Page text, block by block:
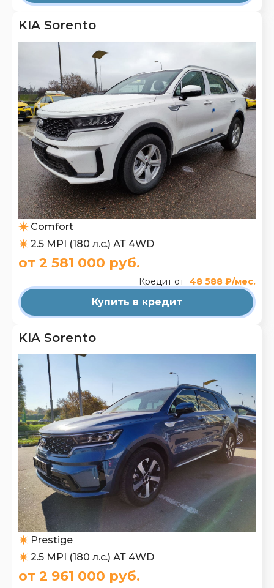
KIA Sorento
Comfort
2.5 MPI (180 л.с.) АТ 4WD
от 2 581 000 руб.
Кредит от 48 588 ₽/мес.
Купить в кредит
KIA Sorento
Prestige
2.5 MPI (180 л.с.) АТ 4WD
от 2 961 000 руб.